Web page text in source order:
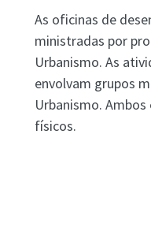
As oficinas de
ministradas por
Urbanismo. As
envolvam grupos
Urbanismo.
físicos.